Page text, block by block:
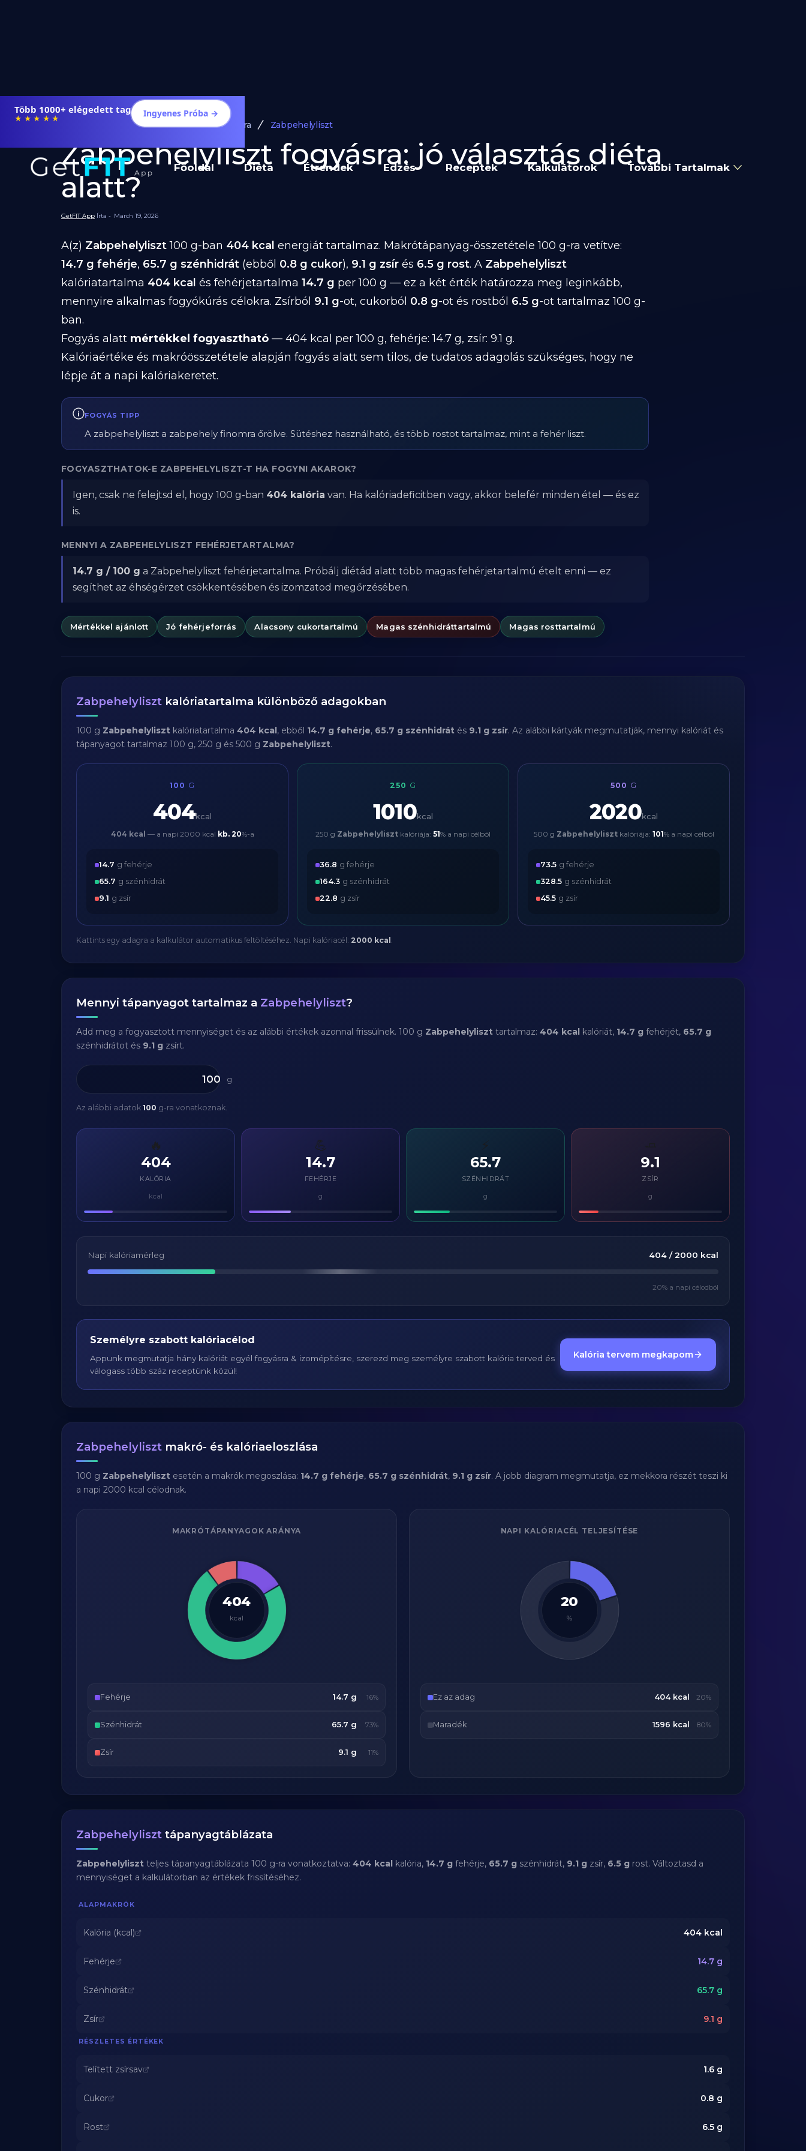
Több 1000+ elégedett tag
★★★★★ Ingyenes Próba →
Főoldal Diéta Étrendek Edzés Receptek Kalkulátorok További Tartalmak
Diéta és Étrend Ételek Fogyásra Zabpehelyliszt
Zabpehelyliszt fogyásra: jó választás diéta
alatt?
GetFIT App Írta - March 19, 2026
A(z) Zabpehelyliszt100 g-ban 404 kcal energiát tartalmaz. Makrótápanyag-összetétele 100 g-ra vetítve:
14.7 g fehérje, 65.7 g szénhidrát (ebből 0.8 g cukor), 9.1 g zsír és 6.5 g rost. A Zabpehelyliszt
kalóriatartalma 404 kcal és fehérjetartalma 14.7 g per 100 g — ez a két érték határozza meg leginkább,
mennyire alkalmas fogyókúrás célokra. Zsírból 9.1 g-ot, cukorból 0.8 g-ot és rostból 6.5 g-ot tartalmaz 100 g-
ban.
Fogyás alatt mértékkel fogyasztható — 404 kcal per 100 g, fehérje: 14.7 g, zsír: 9.1 g.
Kalóriaértéke és makróösszetétele alapján fogyás alatt sem tilos, de tudatos adagolás szükséges, hogy ne
lépje át a napi kalóriakeretet.
FOGYÁS TIPP
A zabpehelyliszt a zabpehely finomra őrölve. Sütéshez használható, és több rostot tartalmaz, mint a fehér liszt.
FOGYASZTHATOK-E ZABPEHELYLISZT-T HA FOGYNI AKAROK?
Igen, csak ne felejtsd el, hogy 100 g-ban 404 kalória van. Ha kalóriadeficitben vagy, akkor belefér minden étel — és ez
is.
MENNYI A ZABPEHELYLISZT FEHÉRJETARTALMA?
14.7 g / 100 g a Zabpehelyliszt fehérjetartalma. Próbálj diétád alatt több magas fehérjetartalmú ételt enni — ez
segíthet az éhségérzet csökkentésében és izomzatod megőrzésében.
Mértékkel ajánlott Jó fehérjeforrás Alacsony cukortartalmú Magas szénhidráttartalmú Magas rosttartalmú
Zabpehelyliszt kalóriatartalma különböző adagokban
100 g Zabpehelyliszt kalóriatartalma 404 kcal, ebből 14.7 g fehérje, 65.7 g szénhidrát és 9.1 g zsír. Az alábbi kártyák megmutatják, mennyi kalóriát és
tápanyagot tartalmaz 100 g, 250 g és 500 g Zabpehelyliszt.
100 G
404kcal
404 kcal — a napi 2000 kcal kb. 20%-a
14.7 g fehérje
65.7 g szénhidrát
9.1 g zsír
250 G
1010kcal
250 g Zabpehelyliszt kalóriája: 51% a napi célból
36.8 g fehérje
164.3 g szénhidrát
22.8 g zsír
500 G
2020kcal
500 g Zabpehelylisztkalóriája: 101% a napi célból
73.5 g fehérje
328.5 g szénhidrát
45.5 g zsír
Kattints egy adagra a kalkulátor automatikus feltöltéséhez. Napi kalóriacél: 2000 kcal .
Mennyi tápanyagot tartalmaz a Zabpehelyliszt?
Add meg a fogyasztott mennyiséget és az alábbi értékek azonnal frissülnek. 100 g Zabpehelyliszt tartalmaz: 404 kcal kalóriát, 14.7 g fehérjét, 65.7 g
szénhidrátot és 9.1 g zsírt.
g
Az alábbi adatok 100 g-ra vonatkoznak.
🔥
404
KALÓRIA
kcal
💪
14.7
FEHÉRJE
g
⚡
65.7
SZÉNHIDRÁT
g
9.1
ZSÍR
g
Napi kalóriamérleg 404 / 2000 kcal
20% a napi célodból
Személyre szabott kalóriacélod
Appunk megmutatja hány kalóriát egyél fogyásra & izomépítésre, szerezd meg személyre szabott kalória terved és
válogass több száz receptünk közül!
Kalória tervem megkapom
Zabpehelyliszt makró- és kalóriaeloszlása
100 g Zabpehelyliszt esetén a makrók megoszlása: 14.7 g fehérje, 65.7 g szénhidrát, 9.1 g zsír. A jobb diagram megmutatja, ez mekkora részét teszi ki
a napi 2000 kcal célodnak.
MAKRÓTÁPANYAGOK ARÁNYA
404
kcal
Fehérje 14.7 g 16%
Szénhidrát 65.7 g 73%
Zsír 9.1 g 11%
NAPI KALÓRIACÉL TELJESÍTÉSE
20
%
Ez az adag 404 kcal 20%
Maradék 1596 kcal 80%
Zabpehelyliszt tápanyagtáblázata
Zabpehelyliszt teljes tápanyagtáblázata 100 g-ra vonatkoztatva: 404 kcal kalória, 14.7 g fehérje, 65.7 g szénhidrát, 9.1 g zsír, 6.5 g rost. Változtasd a
mennyiséget a kalkulátorban az értékek frissítéséhez.
ALAPMAKRÓK
Kalória (kcal) 404 kcal
Fehérje 14.7 g
Szénhidrát 65.7 g
Zsír 9.1 g
RÉSZLETES ÉRTÉKEK
Telített zsírsav 1.6 g
Cukor 0.8 g
Rost 6.5 g